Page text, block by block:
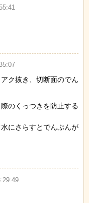
ク抜き、切断面のでん
のくっつきを防止する
にさらすとでんぷんが